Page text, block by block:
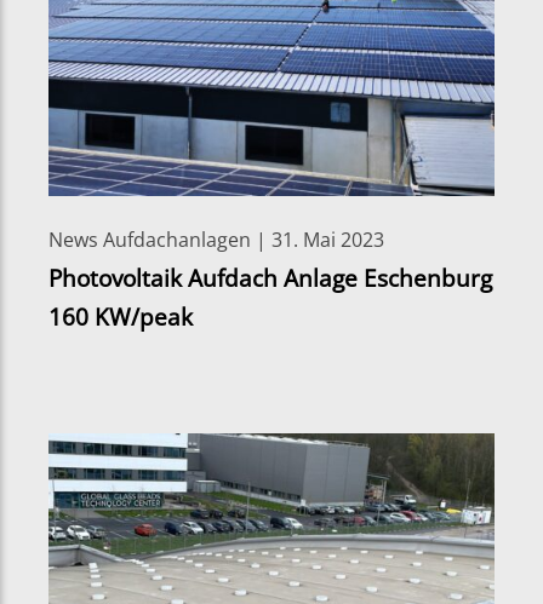
News Aufdachanlagen | 31. Mai 2023
Photovoltaik Aufdach Anlage Eschenburg
160 KW/peak